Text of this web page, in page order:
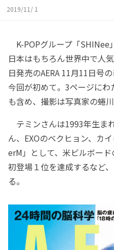
2019/11/ 1
K-POPグループ「SHINee
日本はもちろん世界中で人
日発売のAERA 11月11日号
今回が初めて。3ページに
も含め、撮影は写真家の蜷川
テミンさんは1993年生ま
ん、EXOのベクヒョン、カ
erM」として、米ビルボー
初登場１位を達成するなど
る。